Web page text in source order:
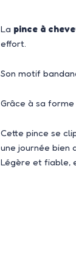
La pince à
effort.
Son motif
Grâce à sa
Cette pince se
une journée bien
Légère et fiable,